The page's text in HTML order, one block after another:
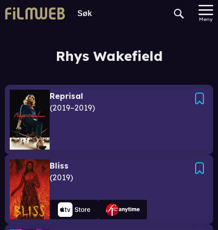
Meny
Rhys Wakefield
Reprisal
2019–2019
Bliss
2019